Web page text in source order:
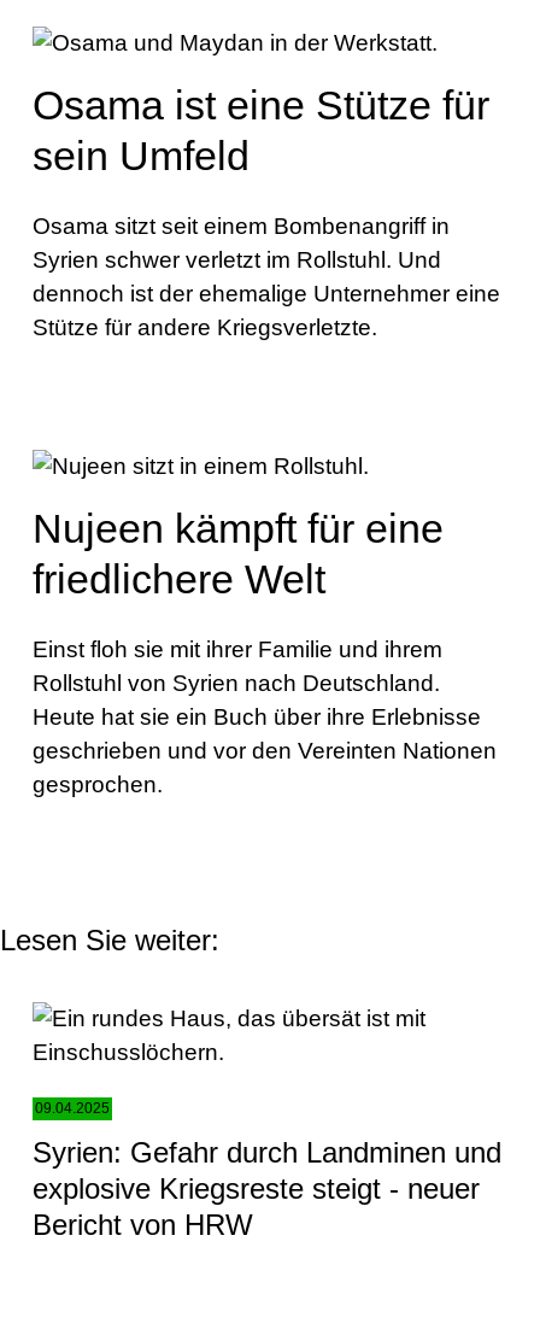
Osama ist eine Stütze für
sein Umfeld
Osama sitzt seit einem Bombenangriff in
Syrien schwer verletzt im Rollstuhl. Und
dennoch ist der ehemalige Unternehmer eine
Stütze für andere Kriegsverletzte.
Nujeen kämpft für eine
friedlichere Welt
Einst floh sie mit ihrer Familie und ihrem
Rollstuhl von Syrien nach Deutschland.
Heute hat sie ein Buch über ihre Erlebnisse
geschrieben und vor den Vereinten Nationen
gesprochen.
Lesen Sie weiter:
09.04.2025
Syrien: Gefahr durch Landminen und
explosive Kriegsreste steigt - neuer
Bericht von HRW